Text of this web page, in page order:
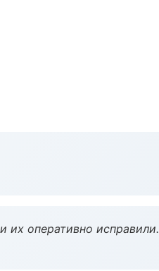
их оперативно исправили.